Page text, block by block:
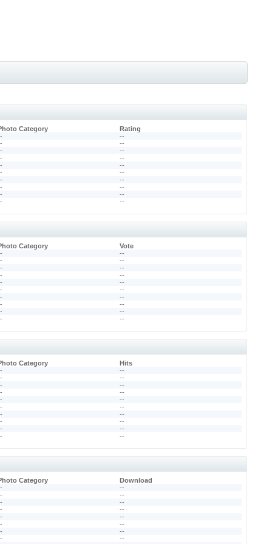
Category
Rating
--
--
--
--
--
--
--
--
--
--
Category
Vote
--
--
--
--
--
--
--
--
--
--
Category
Hits
--
--
--
--
--
--
--
--
--
--
Category
Download
--
--
--
--
--
--
--
--